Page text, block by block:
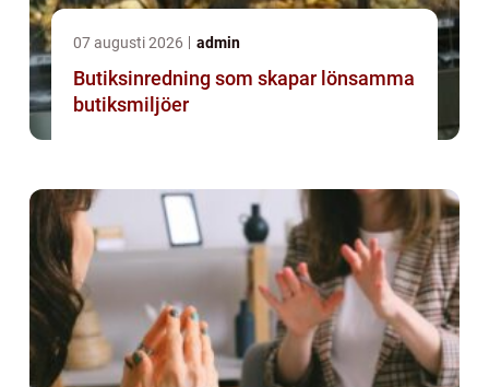
07 augusti 2026 admin
Butiksinredning som skapar lönsamma
butiksmiljöer